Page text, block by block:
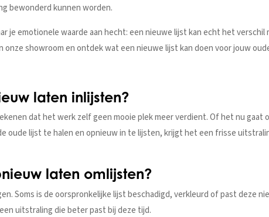
bewonderd kunnen worden.
emotionele waarde aan hecht: een nieuwe lijst kan echt het verschil
showroom en ontdek wat een nieuwe lijst kan doen voor jouw
laten inlijsten?
dat het werk zelf geen mooie plek meer verdient. Of het nu gaat
oude lijst te halen en opnieuw in te lijsten, krijgt het een frisse
laten omlijsten?
Soms is de oorspronkelijke lijst beschadigd, verkleurd of past deze
uitstraling die beter past bij deze tijd.